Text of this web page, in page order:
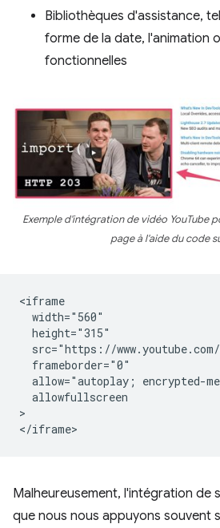
Bibliothèques d'assistance,
forme de la date, l'animation
fonctionnelles
Exemple d'intégration de vidéo YouTube
page à l'aide du code
<iframe
  width="560"
  height="315"
src="https://
  frameborder="0"
allow="autoplay; encrypted-
  allowfullscreen
>
Malheureusement, l'intégration de
que nous nous appuyons souvent